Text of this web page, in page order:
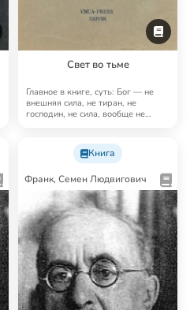
Свет во тьме
Главное в книге, суть: Бог — не
внешняя сила, не тиран, не
господин, не сила, вообще не
Книга
Франк, Семен Людвигович